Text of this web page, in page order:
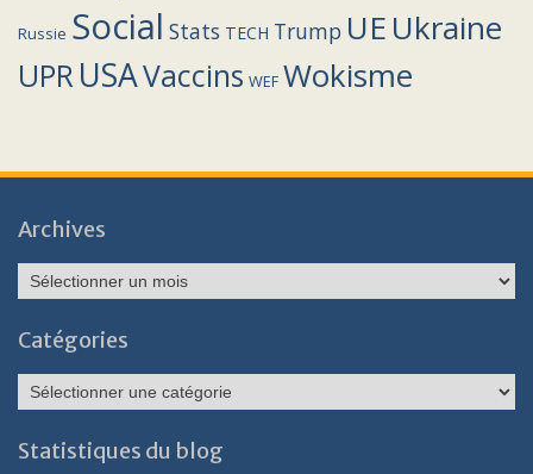
Russie Social Stats TECH Trump UEUkraine
UPR USAVaccins WEF Wokisme
Archives
Archives
Catégories
Catégories
Statistiques du blog